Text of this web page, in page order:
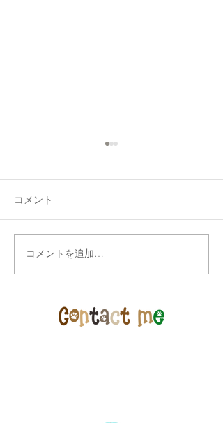
営業時間の変更と今期プ
ールオープン及び価格一
コメント
コメントを追加…